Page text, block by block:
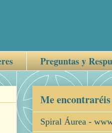
Preguntas y
Me
Spiral Áurea -